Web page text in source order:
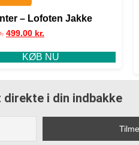
– Lofoten Jakke
499.00 kr.
KØB NU
i din indbakke